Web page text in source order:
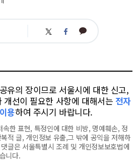
트 페 카
유의 장이므로 서울시에 대한 신고,
선이 필요한 사항에 대해서는 전자
용하여 주시기 바랍니다.
한 표현, 특정인에 대한 비방, 명예훼손, 정
적 글, 개인정보 유출,그 밖에 공익을 저해하
글은 서울특별시 조례 및 개인정보보호법에
니다.